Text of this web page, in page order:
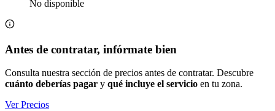
No disponible
Antes de contratar, infórmate bien
Consulta nuestra sección de precios antes de contratar. Descubre
cuánto deberías pagar y qué incluye el servicio en tu zona.
Ver Precios